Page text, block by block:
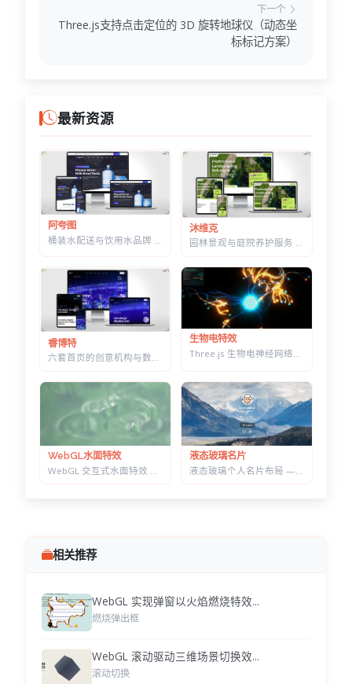
下一个
Three.js支持点击定位的 3D 旋转地球仪（动态坐
标标记方案）
最新资源
阿夸图
沐维克
园林景观与庭院养护服务 HTML 建站模板 | 绿化施工/草坪打理/苗木公司通用
睿博特
六套首页的创意机构与数字营销 HTML 建站模板 | 含商城模块可售数字产品
生物电特效
WebGL水面特效
液态玻璃名片
相关推荐
WebGL 实现弹窗以火焰燃烧特效...
燃烧弹出框
WebGL 滚动驱动三维场景切换效...
滚动切换